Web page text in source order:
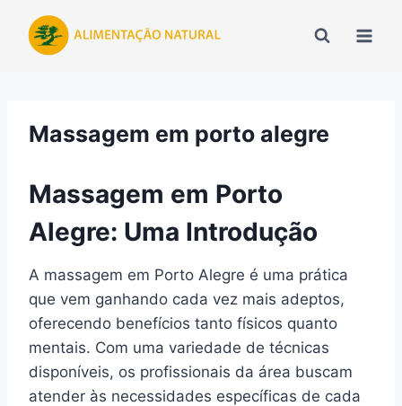
para
Massagem em porto alegre
Massagem em Porto
Alegre: Uma Introdução
A massagem em Porto Alegre é uma prática
que vem ganhando cada vez mais adeptos,
oferecendo benefícios tanto físicos quanto
mentais. Com uma variedade de técnicas
disponíveis, os profissionais da área buscam
atender às necessidades específicas de cada